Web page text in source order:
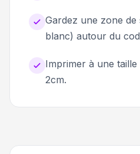
Gardez une zone de
blanc) autour du
Imprimer à une taille
2cm.